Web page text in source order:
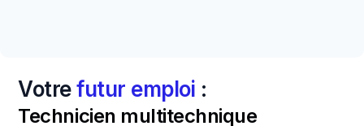
Votrefutur emploi :
Technicien multitechnique